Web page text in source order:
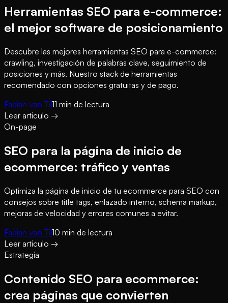
Herramientas SEO para e-commerce:
el mejor software de posicionamiento
Descubre las mejores herramientas SEO para e-commerce:
crawling, investigación de palabras clave, seguimiento de
posiciones y más. Nuestro stack de herramientas
recomendado con opciones gratuitas y de pago.
Fabian van Til11 min de lectura
Leer articulo →
On-page
SEO para la página de inicio de
ecommerce: tráfico y ventas
Optimiza la página de inicio de tu ecommerce para SEO con
consejos sobre title tags, enlazado interno, schema markup,
mejoras de velocidad y errores comunes a evitar.
Fabian van Til10 min de lectura
Leer articulo →
Estrategia
Contenido SEO para ecommerce:
crea páginas que convierten